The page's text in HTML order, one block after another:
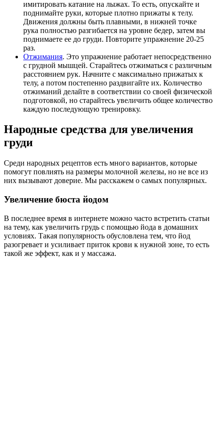
имитировать катание на лыжах. То есть, опускайте и
поднимайте руки, которые плотно прижаты к телу.
Движения должны быть плавными, в нижней точке
рука полностью разгибается на уровне бедер, затем вы
поднимаете ее до груди. Повторите упражнение 20-25
раз.
Отжимания. Это упражнение работает непосредственно
с грудной мышцей. Старайтесь отжиматься с различным
расстоянием рук. Начните с максимально прижатых к
телу, а потом постепенно раздвигайте их. Количество
отжиманий делайте в соответствии со своей физической
подготовкой, но старайтесь увеличить общее количество
каждую последующую тренировку.
Народные средства для увеличения
груди
Среди народных рецептов есть много вариантов, которые
помогут повлиять на размеры молочной железы, но не все из
них вызывают доверие. Мы расскажем о самых популярных.
Увеличение бюста йодом
В последнее время в интернете можно часто встретить статьи
на тему, как увеличить грудь с помощью йода в домашних
условиях. Такая популярность обусловлена тем, что йод
разогревает и усиливает приток крови к нужной зоне, то есть
такой же эффект, как и у массажа.